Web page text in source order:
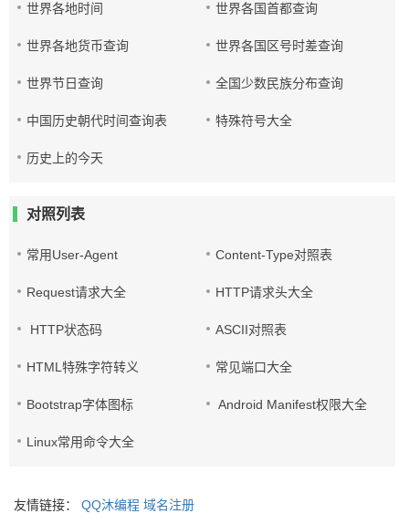
世界各地时间 世界各国首都查询
世界各地货币查询 世界各国区号时差查询
世界节日查询 全国少数民族分布查询
中国历史朝代时间查询表 特殊符号大全
历史上的今天
对照列表
常用User-Agent Content-Type对照表
Request请求大全 HTTP请求头大全
HTTP状态码 ASCII对照表
HTML特殊字符转义 常见端口大全
Bootstrap字体图标 Android Manifest权限大全
Linux常用命令大全
友情链接： QQ沐编程 域名注册